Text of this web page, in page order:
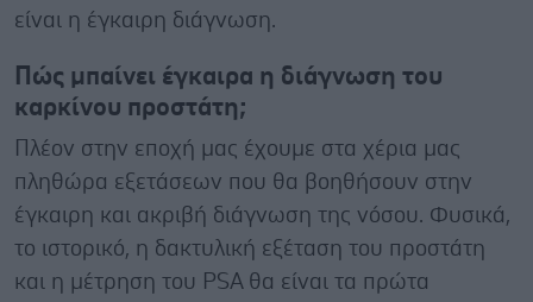
είναι η έγκαιρη διάγνωση.
Πώς μπαίνει έγκαιρα η διάγνωση του
καρκίνου προστάτη;
Πλέον στην εποχή μας έχουμε στα χέρια μας
πληθώρα εξετάσεων που θα βοηθήσουν στην
έγκαιρη και ακριβή διάγνωση της νόσου. Φυσικά,
το ιστορικό, η δακτυλική εξέταση του προστάτη
και η μέτρηση του PSA θα είναι τα πρώτα